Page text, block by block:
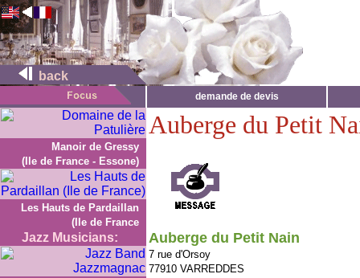
back
demande de devis
Manoir de Gressy
(Ile de France - Essone)
Les Hauts de Pardaillan
(Ile de France
Jazz Musicians:
Auberge du Petit
Auberge du Petit Nain
7 rue d'Orsoy
77910 VARREDDES